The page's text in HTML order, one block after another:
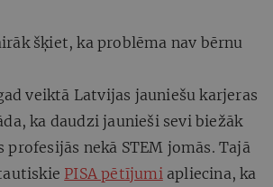
šķiet, ka problēma nav bērnu
veiktā Latvijas jauniešu karjeras
ka daudzi jaunieši sevi biežāk
profesijās nekā STEM jomās. Tajā
PISA pētījumi apliecina, ka